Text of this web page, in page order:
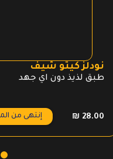
نودلز كيتو شيف
طبق لذيذ دون اي جهد
₪ 28.00 إنتهى من